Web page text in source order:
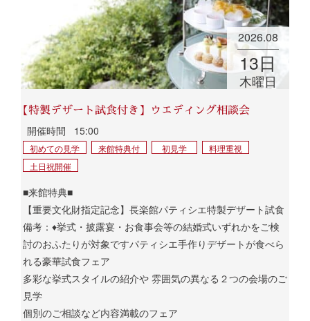
2026.08
13日
木曜日
【特製デザート試食付き】ウエディング相談会
開催時間 15:00
初めての見学 来館特典付 初見学
料理重視
土日祝開催
■来館特典■
【重要文化財指定記念】長楽館パティシエ特製デザート試食
備考：♦挙式・披露宴・お食事会等の結婚式いずれかをご検
討のおふたりが対象ですパティシエ手作りデザートが食べら
れる豪華試食フェア
多彩な挙式スタイルの紹介や 雰囲気の異なる２つの会場のご
見学
個別のご相談など内容満載のフェア